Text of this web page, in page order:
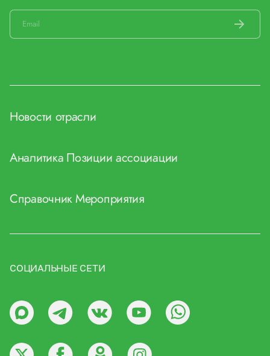
Новости отрасли
Аналитика Позиции ассоциации
СправочникМероприятия
СОЦИАЛЬНЫЕ СЕТИ